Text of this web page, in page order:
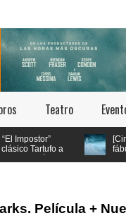
Teatro
Tartufo a
[Cine]
fábula
Película +